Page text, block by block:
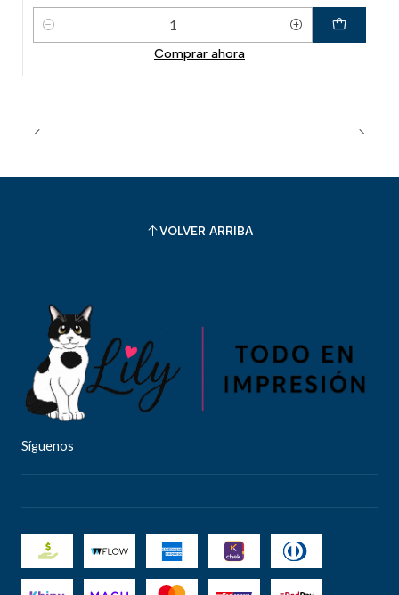
Cantidad
Comprar ahora
VOLVER ARRIBA
Síguenos